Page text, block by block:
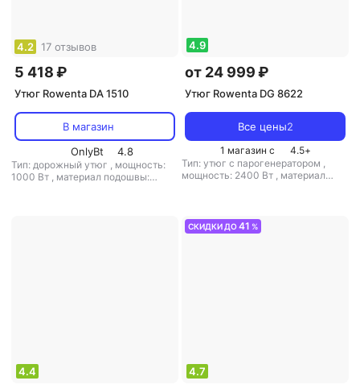
4.2 17 отзывов
5 418 ₽
Утюг Rowenta DA 1510
В магазин
OnlyBt
4.8
Тип: дорожный утюг , мощность:
1000 Вт , материал подошвы:
4.9
от 24 999 ₽
Утюг Rowenta DG 8622
Все цены2
1 магазин с 4.5+
Тип: утюг с парогенератором ,
мощность: 2400 Вт , материал
4.4
СКИДКИ ДО41 %
4.7